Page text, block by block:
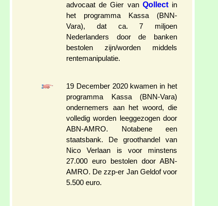
advocaat de Gier van Qollectin
het programma Kassa (BNN-
Vara), dat ca. 7 miljoen
Nederlanders door de banken
bestolen zijn/worden middels
rentemanipulatie.
19 December 2020 kwamen in het
programma Kassa (BNN-Vara)
ondernemers aan het woord, die
volledig worden leeggezogen door
ABN-AMRO. Notabene een
staatsbank. De groothandel van
Nico Verlaan is voor minstens
27.000 euro bestolen door ABN-
AMRO. De zzp-er Jan Geldof voor
5.500 euro.